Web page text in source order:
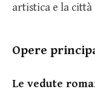
artistica e la città
Opere
Le vedute